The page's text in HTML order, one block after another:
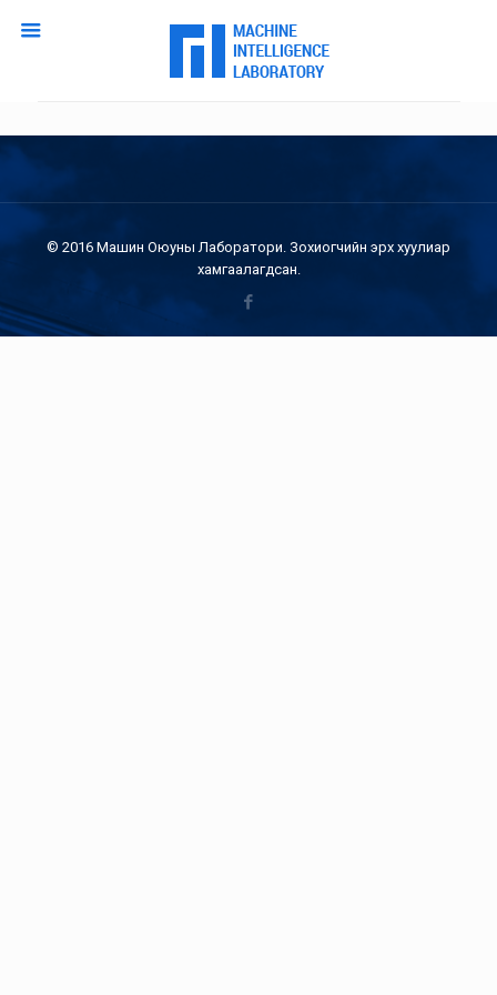
© 2016 Машин Оюуны Лаборатори. Зохиогчийн эрх хуулиар
хамгаалагдсан.